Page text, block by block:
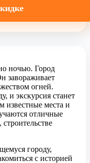
ночью. Город
завораживает
огней.
и экскурсия станет
известные места и
отличные
городу,
с историей